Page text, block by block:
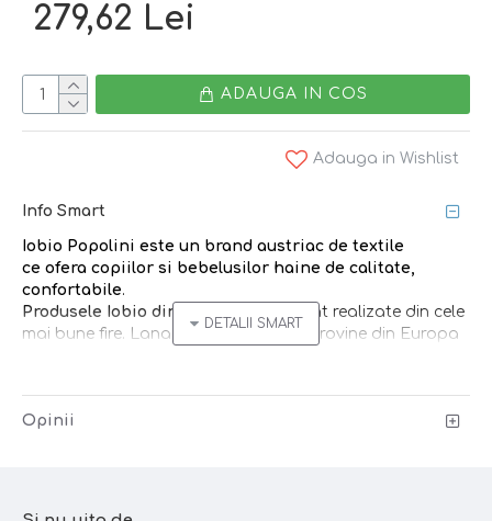
279,62 Lei
ADAUGA IN COS
Adauga in Wishlist
Info Smart
Iobio Popolini este un brand austriac de textile
ce ofera copiilor si bebelusilor haine de calitate,
confortabile.
Produsele Iobio din lana merinos
sunt realizate din cele
mai bune fire. Lana merinos folosita provine din Europa
Hainele din lana merinos sunt supra-numite ”inteligente”:
regleaza temperatura corpului, absorb transpiratia, fara
Caracteristici:
Opinii